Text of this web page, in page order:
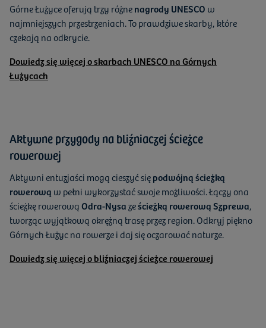
Górne Łużyce oferują trzy różnenagrody UNESCO w
najmniejszych przestrzeniach. To prawdziwe skarby, które
czekają na odkrycie.
Dowiedz się więcej o skarbach UNESCO na Górnych
Łużycach
Aktywne przygody na bliźniaczej ścieżce
rowerowej
Aktywni entuzjaści mogą cieszyć siępodwójną ścieżką
rowerową w pełni wykorzystać swoje możliwości. Łączy ona
ścieżkę rowerowąOdra-Nysaześcieżką rowerową Szprewa,
tworząc wyjątkową okrężną trasę przez region. Odkryj piękno
Górnych Łużyc na rowerze i daj się oczarować naturze.
Dowiedz się więcej o bliźniaczej ścieżce rowerowej